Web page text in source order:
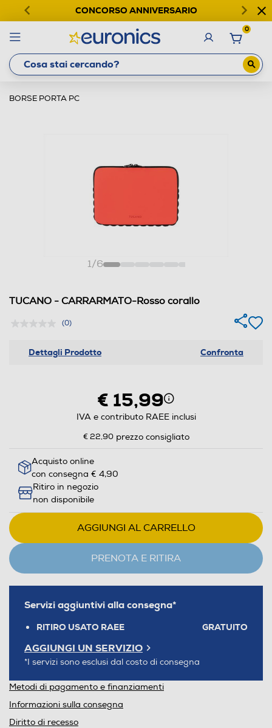
CONCORSO ANNIVERSARIO
0
BORSE PORTA PC
1/6
TUCANO - CARRARMATO-Rosso corallo
(0)
Dettagli Prodotto Confronta
€ 15,99
IVA e contributo RAEE inclusi
€ 22,90 prezzo consigliato
Acquisto online
con consegna € 4,90
Ritiro in negozio
non disponibile
AGGIUNGI AL CARRELLO
PRENOTA E RITIRA
Servizi aggiuntivi alla consegna*
RITIRO USATO RAEE GRATUITO
AGGIUNGI UN SERVIZIO
*I servizi sono esclusi dal costo di consegna
Metodi di pagamento e finanziamenti
Informazioni sulla consegna
Diritto di recesso